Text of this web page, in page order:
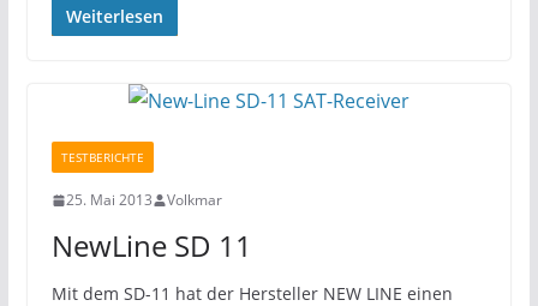
Weiterlesen
TESTBERICHTE
25. Mai 2013 Volkmar
NewLine SD 11
Mit dem SD-11 hat der Hersteller NEW LINE einen